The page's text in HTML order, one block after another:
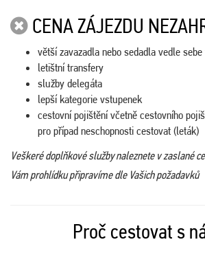
CENA ZÁJEZDU
větší zavazadla nebo sedadla vedle
letištní transfery
služby delegáta
lepší kategorie vstupenek
cestovní pojištění včetně cestovního
pro případ neschopnosti cestovat (leták)
Veškeré doplňkové služby naleznete v zaslané
Vám prohlídku připravíme dle Vašich požadavků
Proč cestovat s